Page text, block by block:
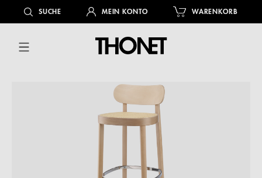
springenSUCHE MEIN KONTO WARENKORB